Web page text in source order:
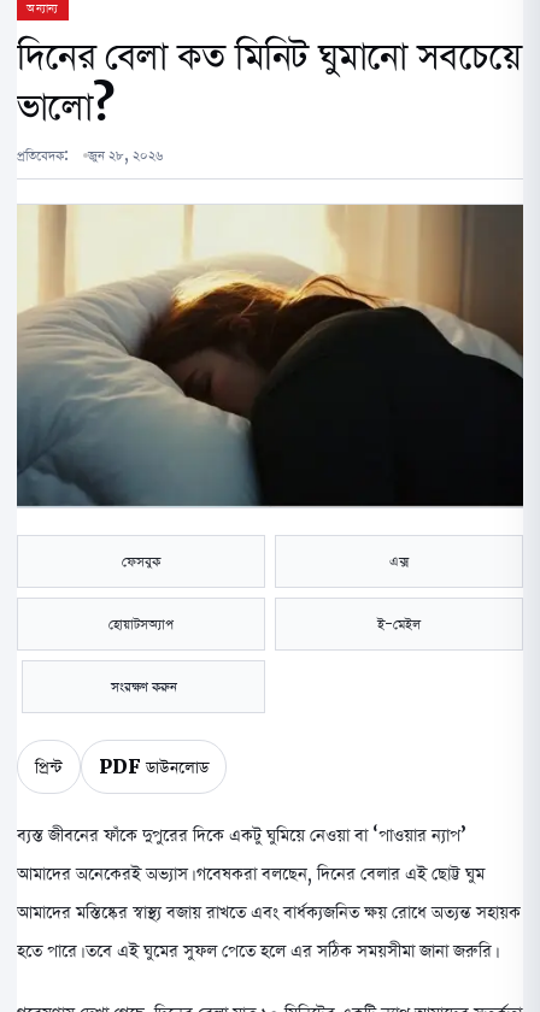
অন্যান্য
দিনের বেলা কত মিনিট ঘুমানো সবচেয়ে
ভালো?
প্রতিবেদক: জুন ২৮, ২০২৬
ফেসবুক এক্স
হোয়াটসঅ্যাপ ই-মেইল
সংরক্ষণ করুন
প্রিন্ট PDF ডাউনলোড
ব্যস্ত জীবনের ফাঁকে দুপুরের দিকে একটু ঘুমিয়ে নেওয়া বা ‘পাওয়ার ন্যাপ’
আমাদের অনেকেরই অভ্যাস। গবেষকরা বলছেন, দিনের বেলার এই ছোট্ট ঘুম
আমাদের মস্তিষ্কের স্বাস্থ্য বজায় রাখতে এবং বার্ধক্যজনিত ক্ষয় রোধে অত্যন্ত সহায়ক
হতে পারে। তবে এই ঘুমের সুফল পেতে হলে এর সঠিক সময়সীমা জানা জরুরি।